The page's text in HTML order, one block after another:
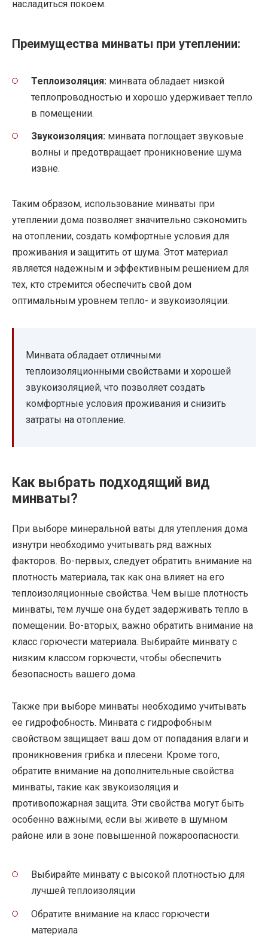
насладиться покоем.
Преимущества минваты при утеплении:
Теплоизоляция: минвата обладает низкой
теплопроводностью и хорошо удерживает тепло
в помещении.
Звукоизоляция: минвата поглощает звуковые
волны и предотвращает проникновение шума
извне.
Таким образом, использование минваты при
утеплении дома позволяет значительно сэкономить
на отоплении, создать комфортные условия для
проживания и защитить от шума. Этот материал
является надежным и эффективным решением для
тех, кто стремится обеспечить свой дом
оптимальным уровнем тепло- и звукоизоляции.
Минвата обладает отличными
теплоизоляционными свойствами и хорошей
звукоизоляцией, что позволяет создать
комфортные условия проживания и снизить
затраты на отопление.
Как выбрать подходящий вид
минваты?
При выборе минеральной ваты для утепления дома
изнутри необходимо учитывать ряд важных
факторов. Во-первых, следует обратить внимание на
плотность материала, так как она влияет на его
теплоизоляционные свойства. Чем выше плотность
минваты, тем лучше она будет задерживать тепло в
помещении. Во-вторых, важно обратить внимание на
класс горючести материала. Выбирайте минвату с
низким классом горючести, чтобы обеспечить
безопасность вашего дома.
Также при выборе минваты необходимо учитывать
ее гидрофобность. Минвата с гидрофобным
свойством защищает ваш дом от попадания влаги и
проникновения грибка и плесени. Кроме того,
обратите внимание на дополнительные свойства
минваты, такие как звукоизоляция и
противопожарная защита. Эти свойства могут быть
особенно важными, если вы живете в шумном
районе или в зоне повышенной пожароопасности.
Выбирайте минвату с высокой плотностью для
лучшей теплоизоляции
Обратите внимание на класс горючести
материала